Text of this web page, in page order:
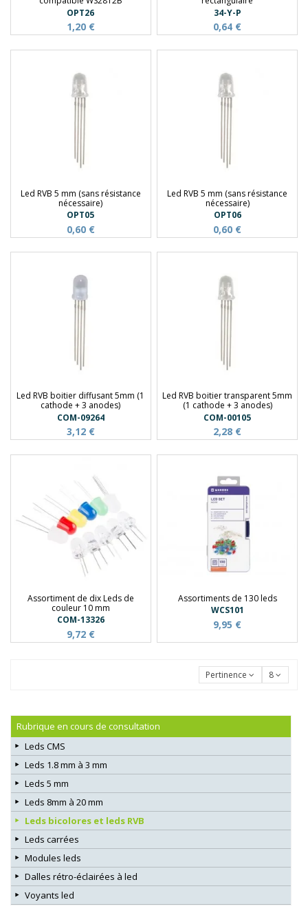
OPT26
1,20 €
34-Y-P
0,64 €
Led RVB 5 mm (sans résistance
nécessaire)
OPT05
0,60 €
Led RVB 5 mm (sans résistance
nécessaire)
OPT06
0,60 €
Led RVB boitier diffusant 5mm (1
cathode + 3 anodes)
COM-09264
3,12 €
Led RVB boitier transparent 5mm
(1 cathode + 3 anodes)
COM-00105
2,28 €
Assortiment de dix Leds de
couleur 10 mm
COM-13326
9,72 €
Assortiments de 130 leds
WCS101
9,95 €
Pertinence 8
Rubrique en cours de consultation
Leds CMS
Leds 1.8 mm à 3 mm
Leds 5 mm
Leds 8mm à 20 mm
Leds bicolores et leds RVB
Leds carrées
Modules leds
Dalles rétro-éclairées à led
Voyants led